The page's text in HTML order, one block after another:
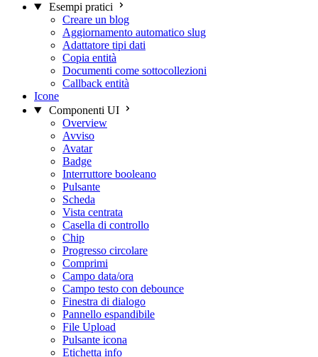
Esempi pratici
Creare un blog
Aggiornamento automatico slug
Adattatore tipi dati
Copia entità
Documenti come sottocollezioni
Callback entità
Icone
Componenti UI
Overview
Avviso
Avatar
Badge
Interruttore booleano
Pulsante
Scheda
Vista centrata
Casella di controllo
Chip
Progresso circolare
Comprimi
Campo data/ora
Campo testo con debounce
Finestra di dialogo
Pannello espandibile
File Upload
Pulsante icona
Etichetta info